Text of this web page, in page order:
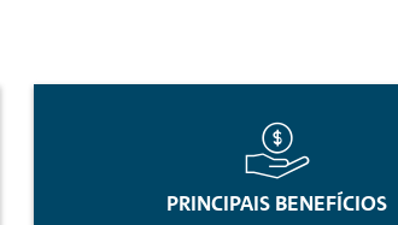
PRINCIPAIS BENEFÍCIOS